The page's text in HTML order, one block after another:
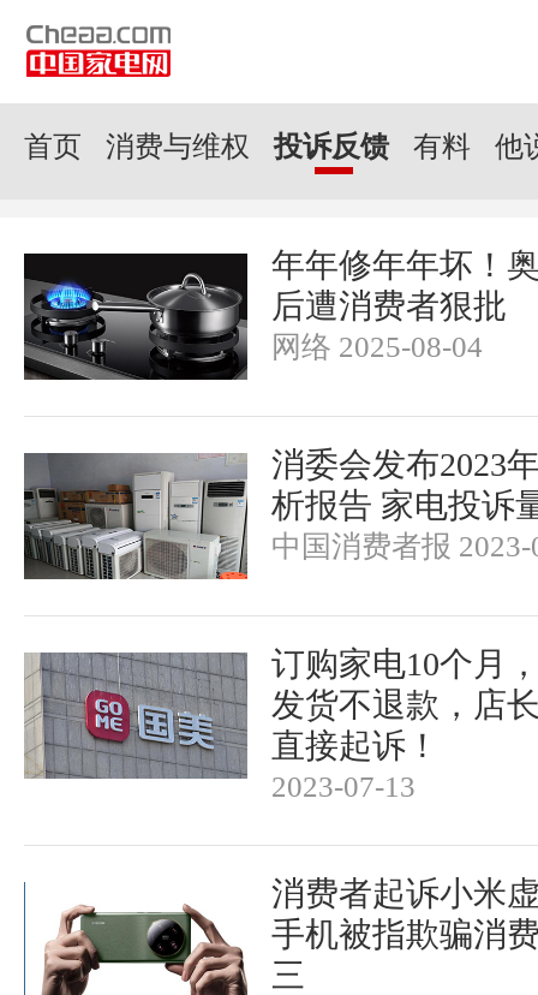
首页 消费与维权 投诉反馈 有料 他
年年修年年坏！
后遭消费者狠批
网络 2025-08-04
消委会发布2023
析报告 家电投诉
中国消费者报 2023-
订购家电10个月
发货不退款，店
直接起诉！
2023-07-13
消费者起诉小米
手机被指欺骗消
三